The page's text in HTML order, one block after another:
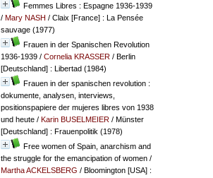
Femmes Libres : Espagne 1936-1939
/ Mary NASH / Claix [France] : La Pensée
sauvage (1977)
Frauen in der Spanischen Revolution
1936-1939/ Cornelia KRASSER/ Berlin
[Deutschland] : Libertad (1984)
Frauen in der spanischen revolution :
dokumente, analysen, interviews,
positionspapiere der mujeres libres von 1938
und heute/ Karin BUSELMEIER/ Münster
[Deutschland] : Frauenpolitik (1978)
Free women of Spain, anarchism and
the struggle for the emancipation of women/
Martha ACKELSBERG / Bloomington [USA] :